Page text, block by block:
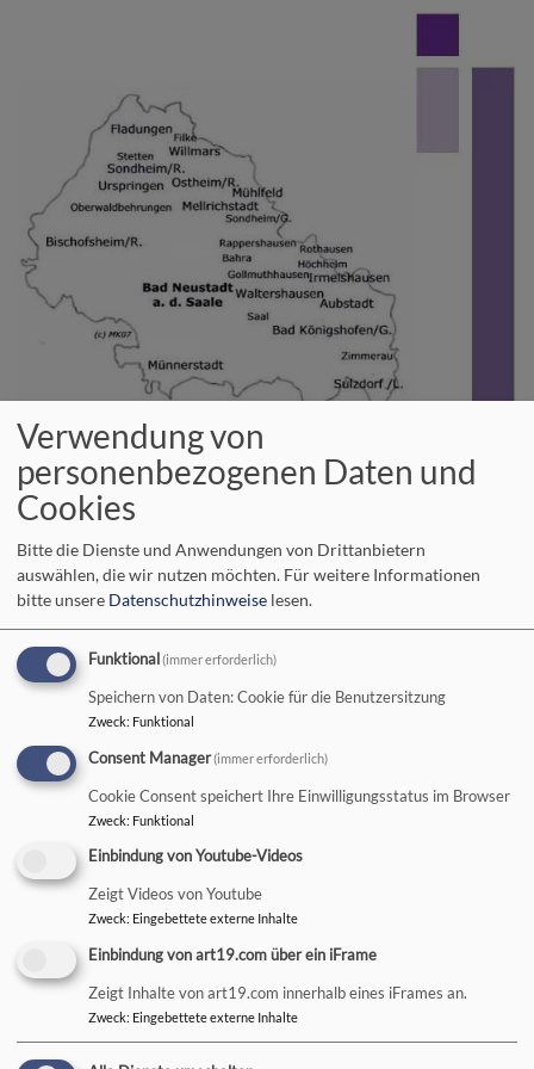
Wir im Evangelisch-Lutherischen
Dekanatsbezirk Bad Neustadt an der
Saale
Hauptnavigation
Startseite Passionsspiele Bad Neustadt
Passionsspiele Bad
Neustadt
Passionsspiele der
Singschule in Bad Neustadt
am 1.+2. Juli
Weiterlesen
Verwendung von
personenbezogenen Daten und
Cookies
Bitte die Dienste und Anwendungen von Drittanbietern
auswählen, die wir nutzen möchten. Für weitere Informationen
bitte unsere Datenschutzhinweise lesen.
Funktional (immer erforderlich)
Speichern von Daten: Cookie für die Benutzersitzung
Zweck: Funktional
Consent Manager(immer erforderlich)
Cookie Consent speichert Ihre Einwilligungsstatus im Browser
Zweck: Funktional
Einbindung von Youtube-Videos
Zeigt Videos von Youtube
Zweck: Eingebettete externe Inhalte
Einbindung von art19.com über ein iFrame
Zeigt Inhalte von art19.com innerhalb eines iFrames an.
Zweck: Eingebettete externe Inhalte